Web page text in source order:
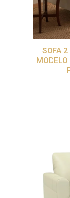
SOFA 2